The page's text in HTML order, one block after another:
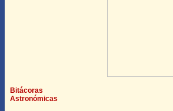
Bitácoras
Astronómicas